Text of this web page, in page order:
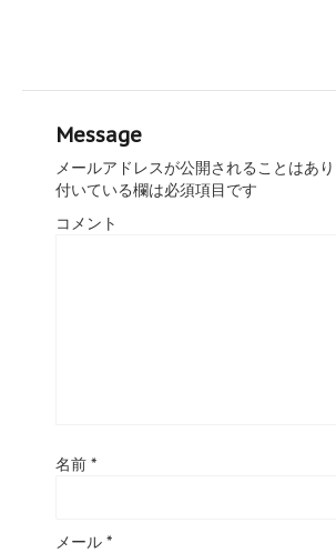
Message
メールアドレスが公開されることはあり
付いている欄は必須項目です
コメント
名前 *
メール *